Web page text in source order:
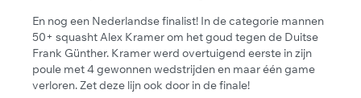
En nog een Nederlandse finalist! In de categorie mannen
50+ squasht Alex Kramer om het goud tegen de Duitse
Frank Günther. Kramer werd overtuigend eerste in zijn
poule met 4 gewonnen wedstrijden en maar één game
verloren. Zet deze lijn ook door in de finale!